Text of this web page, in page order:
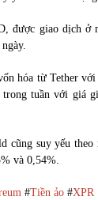
được giao dịch ở
hóa từ Tether
tuần với giá
cũng suy yếu
và 0,54%.
#Tiền ảo #XPR